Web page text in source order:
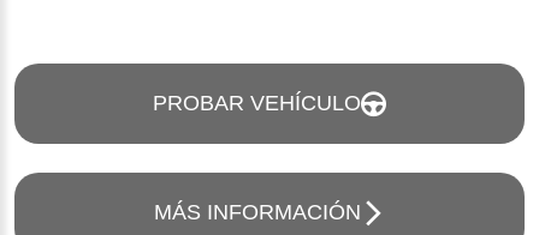
PROBAR VEHÍCULO
MÁS INFORMACIÓN